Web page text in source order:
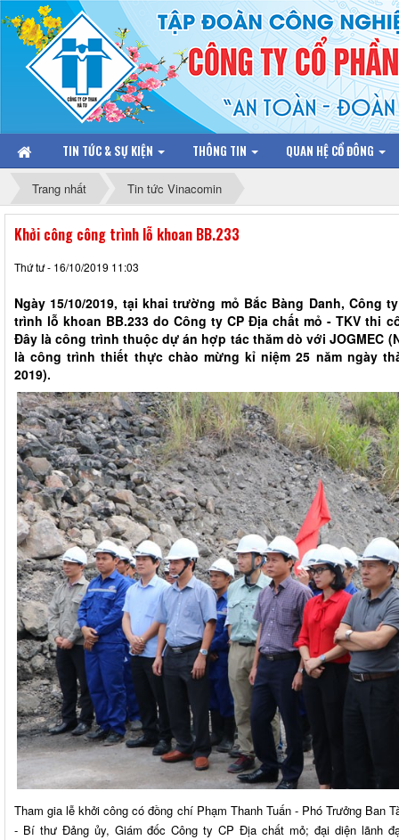
TIN TỨC & SỰ KIỆN THÔNG TIN QUAN HỆ CỔ ĐÔNG
Trang nhất Tin tức Vinacomin
Khởi công công trình lỗ khoan BB.233
Thứ tư - 16/10/2019 11:03
Ngày 15/10/2019, tại khai trường mỏ Bắc Bàng Danh, Công
trình lỗ khoan BB.233 do Công ty CP Địa chất mỏ - TKV thi
Đây là công trình thuộc dự án hợp tác thăm dò với JOGMEC
là công trình thiết thực chào mừng kỉ niệm 25 năm ngày
2019).
Tham gia lễ khởi công có đồng chí Phạm Thanh Tuấn - Phó Trưởng Ban
- Bí thư Đảng ủy, Giám đốc Công ty CP Địa chất mỏ; đại diện lãnh